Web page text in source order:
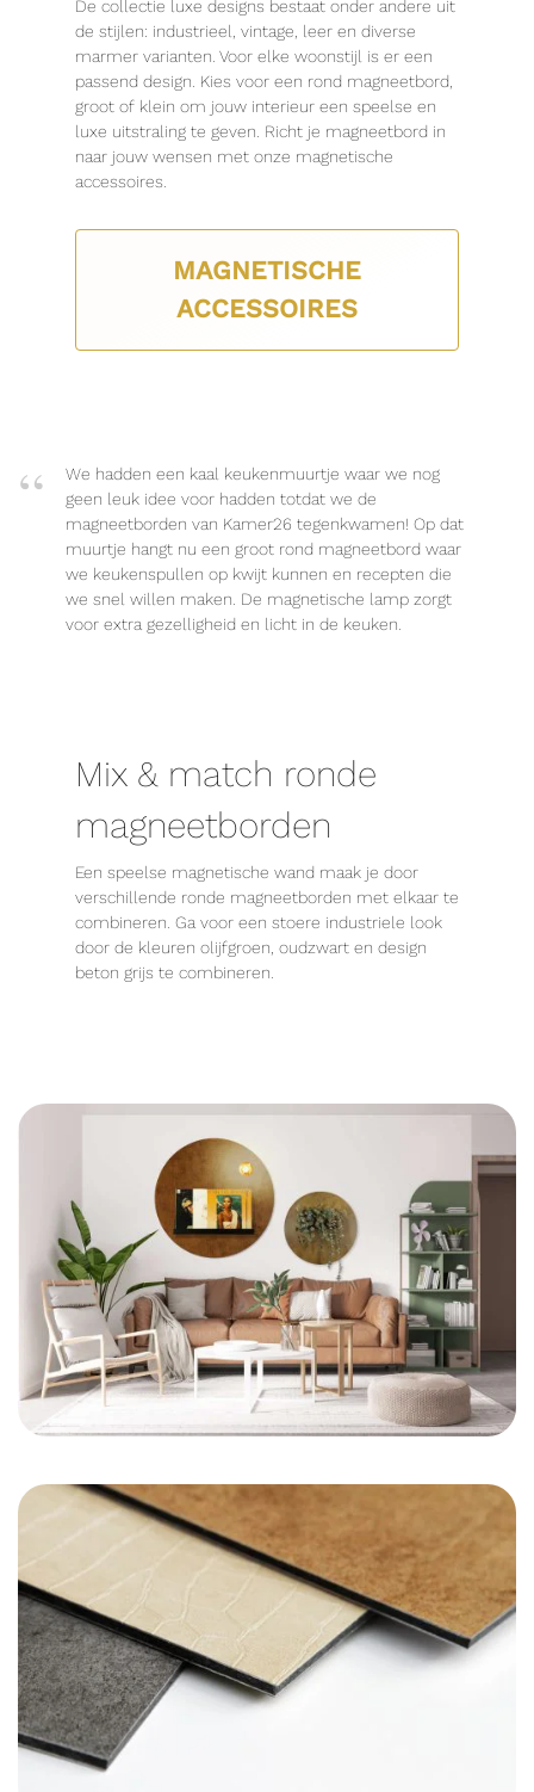
De collectie luxe designs bestaat onder andere uit
de stijlen: industrieel, vintage, leer en diverse
marmer varianten. Voor elke woonstijl is er een
passend design. Kies voor een rond magneetbord,
groot of klein om jouw interieur een speelse en
luxe uitstraling te geven. Richt je magneetbord in
naar jouw wensen met onze magnetische
accessoires.
MAGNETISCHE
ACCESSOIRES
We hadden een kaal keukenmuurtje waar we nog
geen leuk idee voor hadden totdat we de
magneetborden van Kamer26 tegenkwamen! Op dat
muurtje hangt nu een groot rond magneetbord waar
we keukenspullen op kwijt kunnen en recepten die
we snel willen maken. De magnetische lamp zorgt
voor extra gezelligheid en licht in de keuken.
Mix & match ronde
magneetborden
Een speelse magnetische wand maak je door
verschillende ronde magneetborden met elkaar te
combineren. Ga voor een stoere industriele look
door de kleuren olijfgroen, oudzwart en design
beton grijs te combineren.